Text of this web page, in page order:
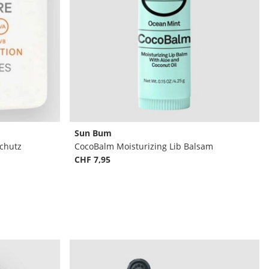
Sun Bum
CocoBalm Moisturizing Lib Balsam
CHF 7,95